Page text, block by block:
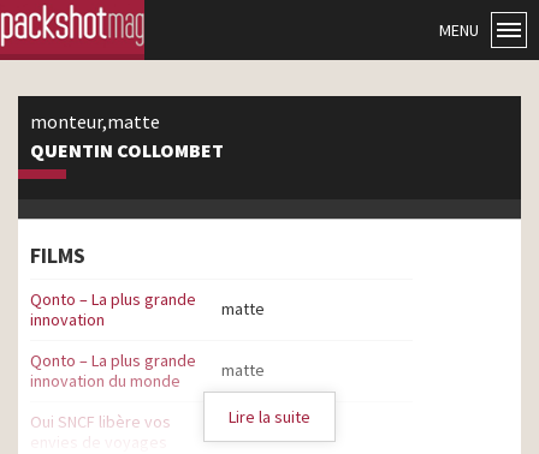
MENU
monteur,matte
QUENTIN COLLOMBET
FILMS
Qonto – La plus grande
innovation
matte
Qonto – La plus grande
innovation du monde
matte
Oui SNCF libère vos
envies de voyages
Lire la suite